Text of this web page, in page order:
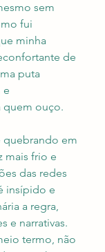
sem
fui
minha
de
puta
e
quem ouço.
quebrando em
mais frio e
das redes
insípido e
a regra,
e narrativas.
termo, não